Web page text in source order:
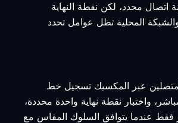
اتصال محدد، لكن نقطة النهاية
المحلية تظل عوامل تحدد
عبر المكسيك تسجيل خط
واختبار نقطة نهاية واحدة محددة،
فقط عندما يتوافق السلوك المقاس مع